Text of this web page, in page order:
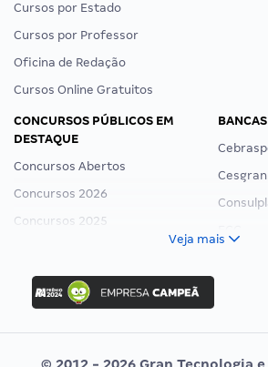
Cursos por Estado
Cursos por Professor
Oficina de Redação
Cursos Online Gratuitos
CONCURSOS PÚBLICOS EM
DESTAQUE
Concursos Abertos
Concursos 2026
Concursos 2025
Concurso Ibama
Concurso MPU
Editais publicados
Veja mais